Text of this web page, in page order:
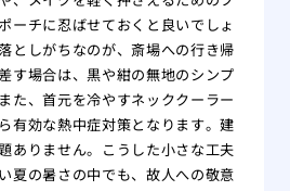
ーチに忍ばせておくと良いでしょ
としがちなのが、斎場への行き帰
す場合は、黒や紺の無地のシンプ
た、首元を冷やすネッククーラー
有効な熱中症対策となります。建
ありません。こうした小さな工夫
夏の暑さの中でも、故人への敬意